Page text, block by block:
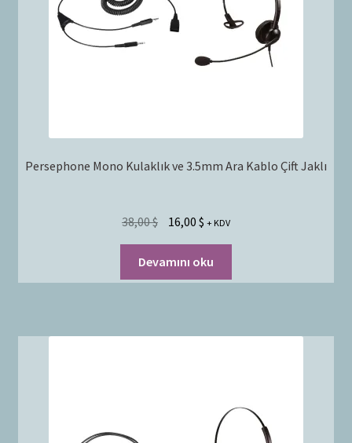
Persephone Mono Kulaklık ve 3.5mm Ara Kablo Çift Jaklı
38,00$ 16,00 $ + KDV
Devamını oku